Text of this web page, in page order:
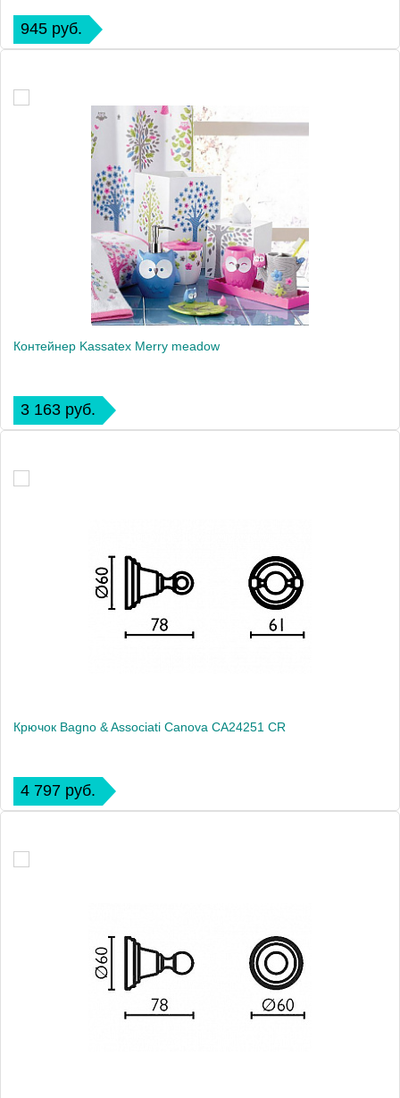
945 руб.
Контейнер Kassatex Merry meadow
3 163 руб.
Крючок Bagno & Associati Canova CA24251 CR
4 797 руб.